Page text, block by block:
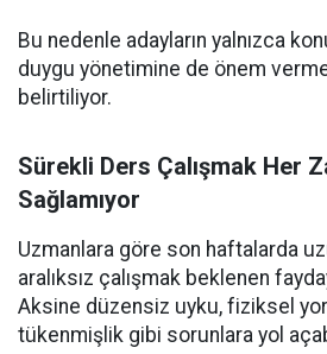
Bu nedenle adayların yalnızca
duygu yönetimine de önem
belirtiliyor.
Sürekli Ders Çalışmak Her
Sağlamıyor
Uzmanlara göre son haftalarda
aralıksız çalışmak beklenen
Aksine düzensiz uyku, fiziksel
tükenmişlik gibi sorunlara yol